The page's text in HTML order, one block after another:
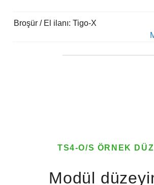
Broşür / El ilanı: Tigo-X
TS4-O/S ÖRNEK
Modül